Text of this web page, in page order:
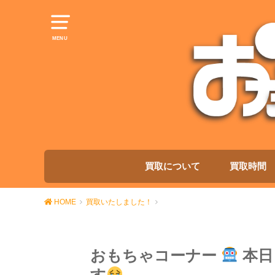
MENU
買取について 買取時間
HOME 買取いたしました！
おもちゃコーナー
本